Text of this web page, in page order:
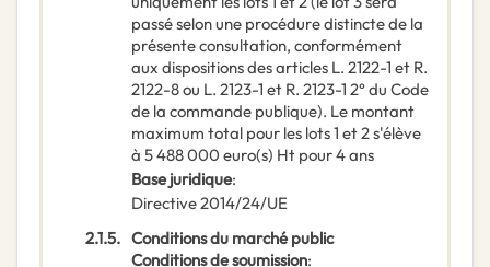
passé selon une procédure distincte de la
présente consultation, conformément
aux dispositions des articles L. 2122-1 et R.
2122-8 ou L. 2123-1 et R. 2123-1 2° du Code
de la commande publique). Le montant
maximum total pour les lots 1 et 2 s'élève
à 5 488 000 euro(s) Ht pour 4 ans
Base juridique:
Directive 2014/24/UE
2.1.5. Conditions du marché public
Conditions de soumission: